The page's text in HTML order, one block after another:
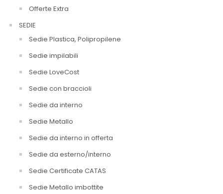
Offerte Extra
SEDIE
Sedie Plastica, Polipropilene
Sedie impilabili
Sedie LoveCost
Sedie con braccioli
Sedie da interno
Sedie Metallo
Sedie da interno in offerta
Sedie da esterno/interno
Sedie Certificate CATAS
Sedie Metallo imbottite